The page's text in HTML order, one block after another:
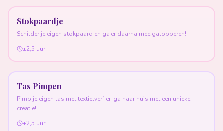
Stokpaardje
Schilder je eigen stokpaard en ga er daarna mee galopperen!
±2,5 uur
Tas Pimpen
Pimp je eigen tas met textielverf en ga naar huis met een unieke
creatie!
±2,5 uur